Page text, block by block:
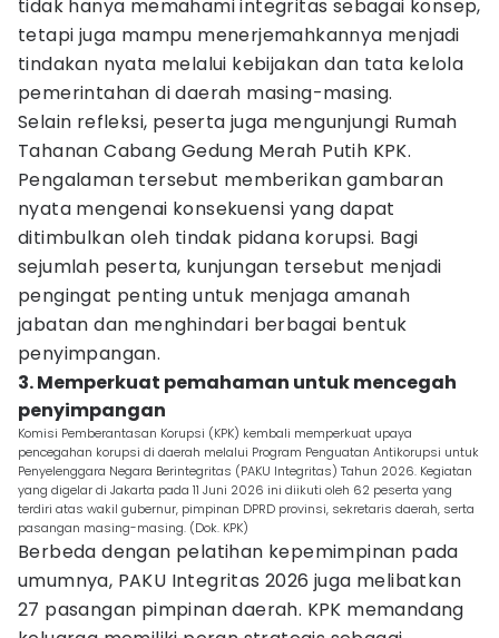
tidak hanya memahami integritas sebagai konsep,
tetapi juga mampu menerjemahkannya menjadi
tindakan nyata melalui kebijakan dan tata kelola
pemerintahan di daerah masing-masing.
Selain refleksi, peserta juga mengunjungi Rumah
Tahanan Cabang Gedung Merah Putih KPK.
Pengalaman tersebut memberikan gambaran
nyata mengenai konsekuensi yang dapat
ditimbulkan oleh tindak pidana korupsi. Bagi
sejumlah peserta, kunjungan tersebut menjadi
pengingat penting untuk menjaga amanah
jabatan dan menghindari berbagai bentuk
penyimpangan.
3. Memperkuat pemahaman untuk mencegah
penyimpangan
Komisi Pemberantasan Korupsi (KPK) kembali memperkuat upaya
pencegahan korupsi di daerah melalui Program Penguatan Antikorupsi untuk
Penyelenggara Negara Berintegritas (PAKU Integritas) Tahun 2026. Kegiatan
yang digelar di Jakarta pada 11 Juni 2026 ini diikuti oleh 62 peserta yang
terdiri atas wakil gubernur, pimpinan DPRD provinsi, sekretaris daerah, serta
pasangan masing-masing. (Dok. KPK)
Berbeda dengan pelatihan kepemimpinan pada
umumnya, PAKU Integritas 2026 juga melibatkan
27 pasangan pimpinan daerah. KPK memandang